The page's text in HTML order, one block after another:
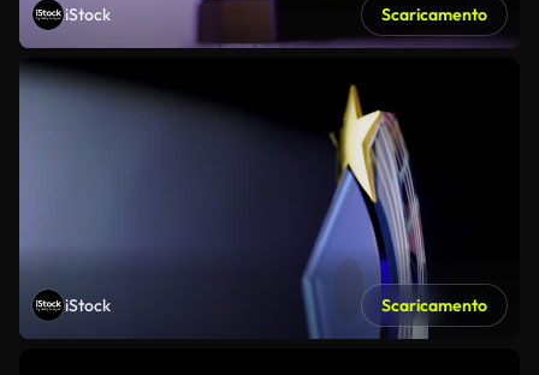
iStock Scaricamento
iStock Scaricamento